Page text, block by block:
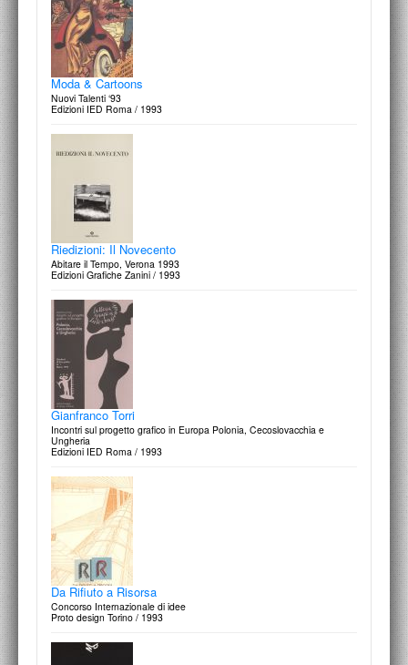
Moda & Cartoons
Nuovi Talenti ‘93
Edizioni IED Roma / 1993
Riedizioni: Il Novecento
Abitare il Tempo, Verona 1993
Edizioni Grafiche Zanini / 1993
Gianfranco Torri
Incontri sul progetto grafico in Europa Polonia, Cecoslovacchia e
Ungheria
Edizioni IED Roma / 1993
Da Rifiuto a Risorsa
Concorso Internazionale di idee
Proto design Torino / 1993